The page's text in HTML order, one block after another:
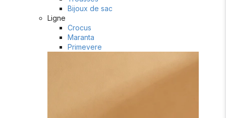
Bijoux de sac
Ligne
Crocus
Maranta
Primevere